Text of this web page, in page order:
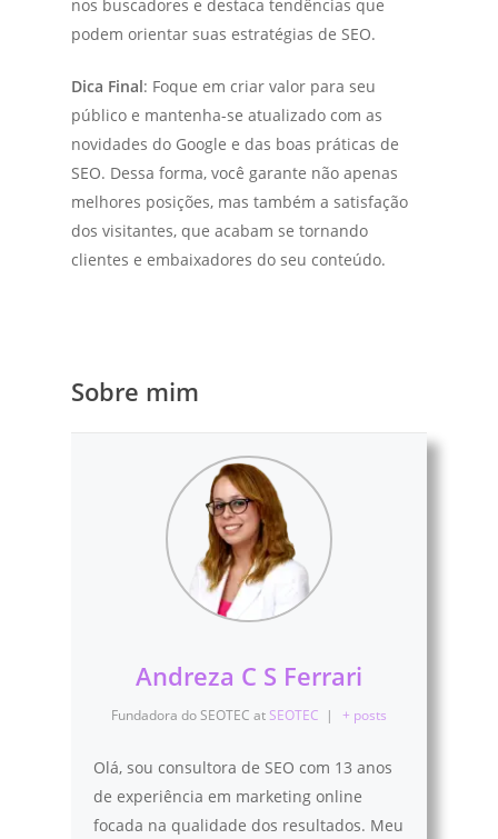
nos buscadores e destaca tendências que
podem orientar suas estratégias de SEO.
Dica Final: Foque em criar valor para seu
público e mantenha-se atualizado com as
novidades do Google e das boas práticas de
SEO. Dessa forma, você garante não apenas
melhores posições, mas também a satisfação
dos visitantes, que acabam se tornando
clientes e embaixadores do seu conteúdo.
Sobre mim
Andreza C S Ferrari
Fundadora do SEOTEC atSEOTEC | + posts
Olá, sou consultora de SEO com 13 anos
de experiência em marketing online
focada na qualidade dos resultados. Meu